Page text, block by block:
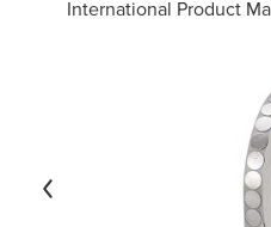
International Product